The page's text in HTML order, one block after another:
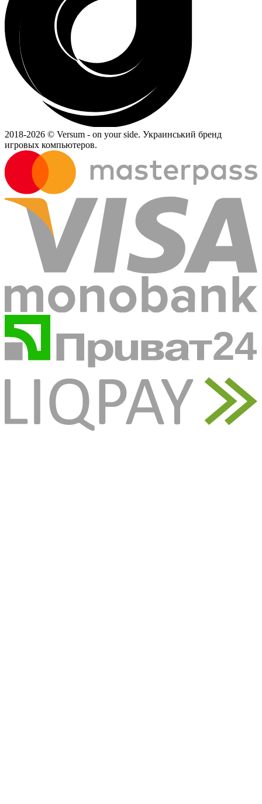
2018-2026 © Versum - on your side. Украинський бренд
игровых компьютеров.